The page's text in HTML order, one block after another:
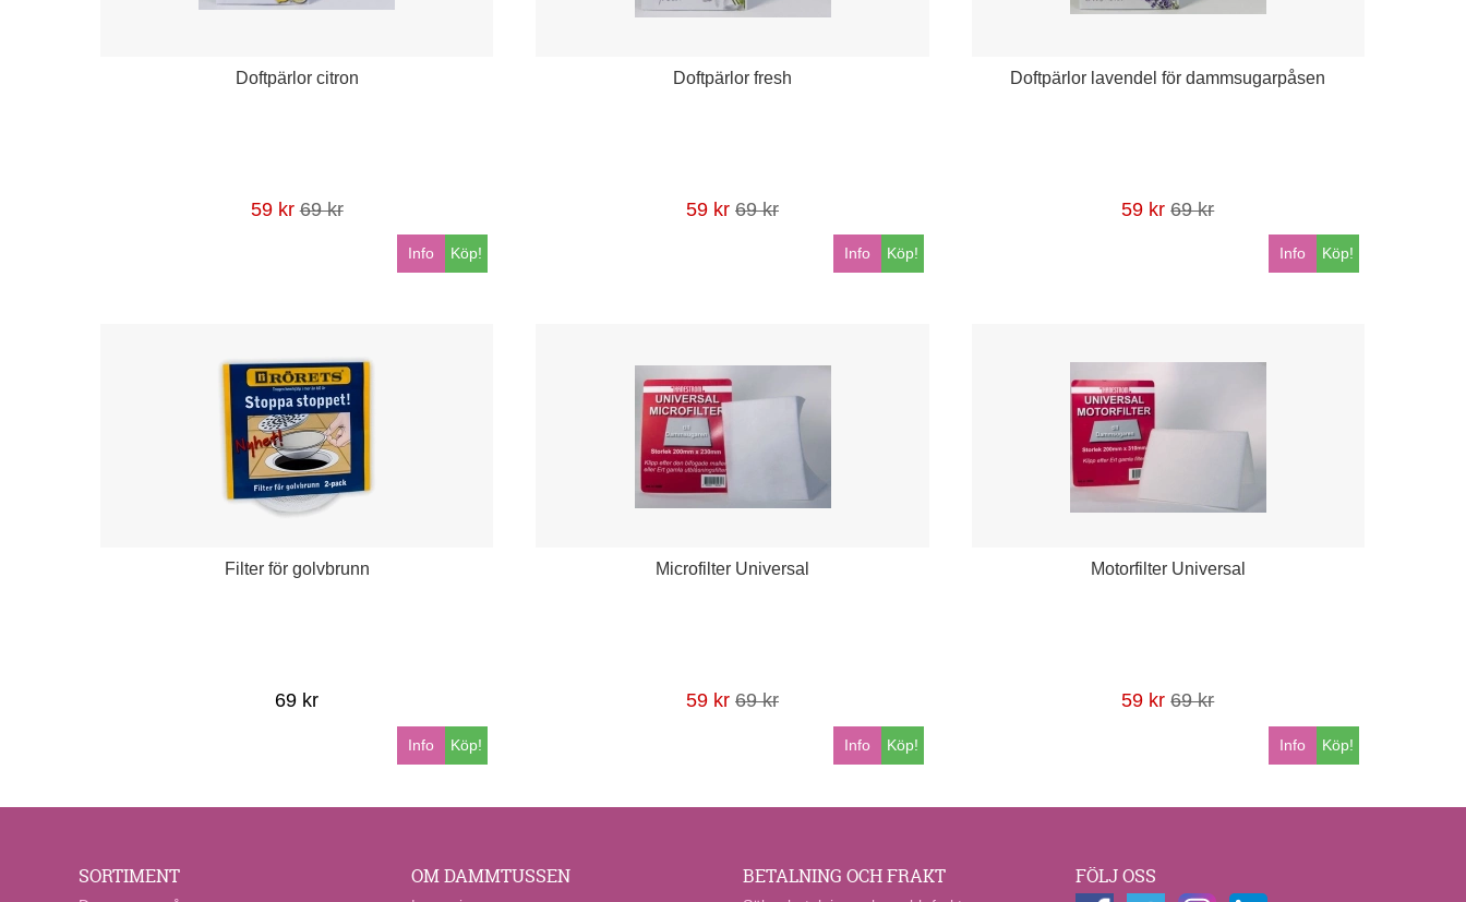
Doftpärlor citron
59 kr 69 kr
Köp!
Info
Doftpärlor fresh
59 kr 69 kr
Köp!
Info
Doftpärlor lavendel för dammsugarpåsen
59 kr 69 kr
Köp!
Info
Filter för golvbrunn
69 kr
Köp!
Info
Microfilter Universal
59 kr 69 kr
Köp!
Info
Motorfilter Universal
59 kr 69 kr
Köp!
Info
SORTIMENT OM DAMMTUSSEN BETALNING OCH FRAKT FÖLJ OSS